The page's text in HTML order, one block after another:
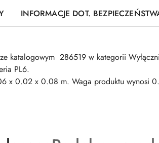
INFORMACJE DOT.
katalogowym 286519 w kategorii
PL6.
x 0.02 x 0.08 m. Waga produktu wynosi